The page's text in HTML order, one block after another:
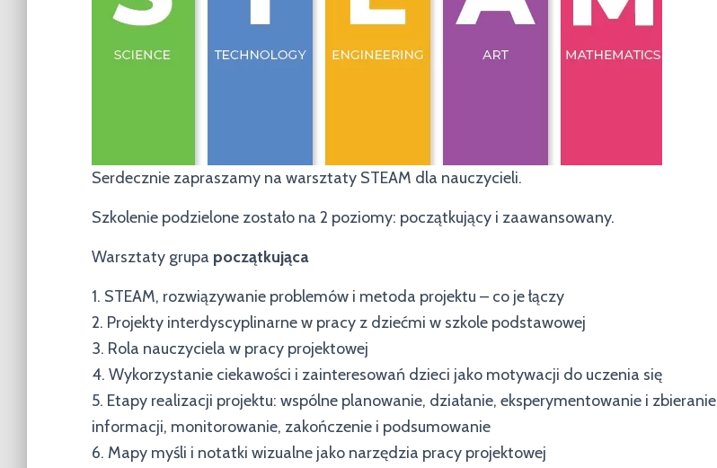
Serdecznie zapraszamy na warsztaty STEAM dla nauczycieli.
Szkolenie podzielone zostało na 2 poziomy: początkujący i zaawansowany.
Warsztaty grupa początkująca
1. STEAM, rozwiązywanie problemów i metoda projektu – co je łączy
2. Projekty interdyscyplinarne w pracy z dziećmi w szkole podstawowej
3. Rola nauczyciela w pracy projektowej
4. Wykorzystanie ciekawości i zainteresowań dzieci jako motywacji do uczenia się
5. Etapy realizacji projektu: wspólne planowanie, działanie, eksperymentowanie i zbieranie
informacji, monitorowanie, zakończenie i podsumowanie
6. Mapy myśli i notatki wizualne jako narzędzia pracy projektowej